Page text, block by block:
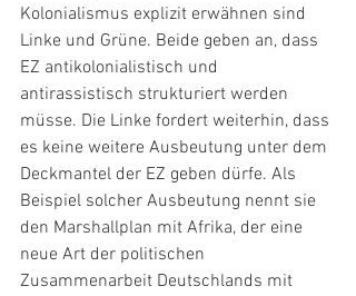
Kolonialismus explizit erwähnen sind
Linke und Grüne. Beide geben an, dass
EZ antikolonialistisch und
antirassistisch strukturiert werden
müsse. Die Linke fordert weiterhin, dass
es keine weitere Ausbeutung unter dem
Deckmantel der EZ geben dürfe. Als
Beispiel solcher Ausbeutung nennt sie
den Marshallplan mit Afrika, der eine
neue Art der politischen
Zusammenarbeit Deutschlands mit